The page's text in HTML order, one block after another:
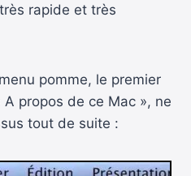
rapide et très
pomme, le premier
propos de ce Mac », ne
tout de suite :